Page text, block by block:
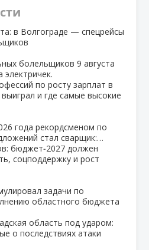
в Волгограде — спецрейсы
болельщиков 9 августа
электричек.
по росту зарплат в
и где самые высокие
года рекордсменом по
стал сварщик:…
бюджет‑2027 должен
соцподдержку и рост
задачи по
областного бюджета
область под ударом:
о последствиях атаки